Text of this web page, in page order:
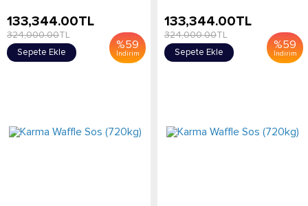
%59
İndirim
133,344.00TL
324,000.00TL
Sepete Ekle
%59
İndirim
133,344.00TL
324,000.00TL
Sepete Ekle